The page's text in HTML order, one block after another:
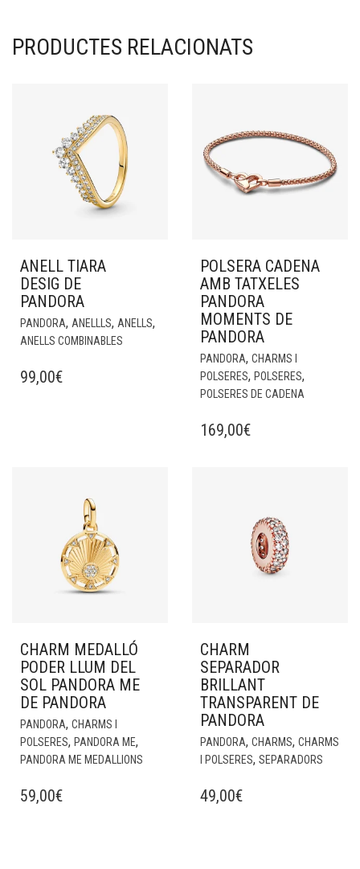
PRODUCTES RELACIONATS
ANELL TIARA
DESIG DE
PANDORA
PANDORA, ANELLLS, ANELLS,
ANELLS COMBINABLES
99,00€
POLSERA CADENA
AMB TATXELES
PANDORA
MOMENTS DE
PANDORA
PANDORA, CHARMS I
POLSERES, POLSERES,
POLSERES DE CADENA
169,00€
CHARM MEDALLÓ
PODER LLUM DEL
SOL PANDORA ME
DE PANDORA
PANDORA, CHARMS I
POLSERES, PANDORA ME,
PANDORA ME MEDALLIONS
59,00€
CHARM
SEPARADOR
BRILLANT
TRANSPARENT DE
PANDORA
PANDORA, CHARMS, CHARMS
I POLSERES, SEPARADORS
49,00€